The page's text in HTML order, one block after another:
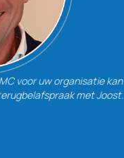
voor uw organisatie kan
met Joost.